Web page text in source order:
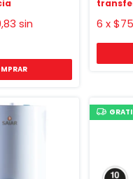
sin
6 x